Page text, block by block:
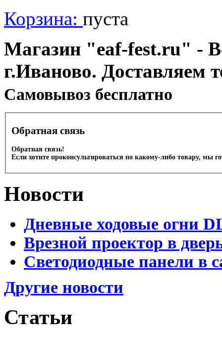
Корзина: пуста
Магазин "eaf-fest.ru" -
г.Иваново. Доставляем
Cамовывоз бесплатно
Обратная связь
Обратная связь!
Если хотите проконсультироваться по какому-либо товару, мы
Новости
Дневные ходовые огни
Врезной проектор в
Светодиодные панели в
Другие новости
Статьи